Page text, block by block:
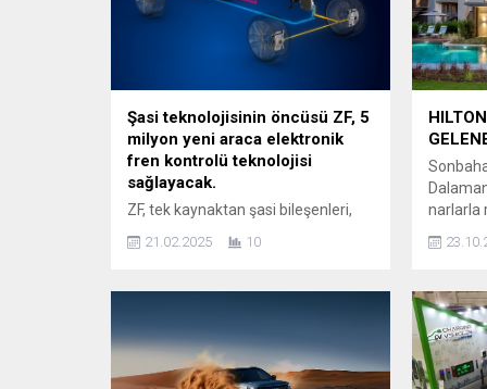
Şasi teknolojisinin öncüsü ZF, 5
milyon yeni araca elektronik
fren kontrolü teknolojisi
sağlayacak.
ZF, tek kaynaktan şasi bileşenleri,
modülleri ve sistemlerinde
dünyanın lider tedarikçisi olma
OEM üretici ile yapılan anlaşma
yaklaşık 5 milyon hafif ticari araç
ZF’nin Elektro-Mekanik Frenleme
teknolojisi ile donatılacak. Şasi
21.02.2025 10
narlarla
Spa’da
otel
bir